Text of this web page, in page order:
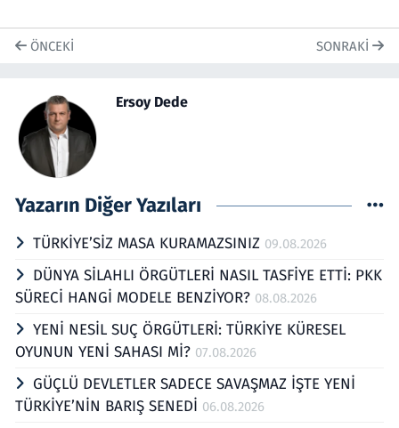
ÖNCEKI SONRAKI
Ersoy Dede
Yazarın Diğer Yazıları
TÜRKİYE’SİZ MASA KURAMAZSINIZ 09.08.2026
DÜNYA SİLAHLI ÖRGÜTLERİ NASIL TASFİYE ETTİ: PKK
SÜRECİ HANGİ MODELE BENZİYOR? 08.08.2026
YENİ NESİL SUÇ ÖRGÜTLERİ: TÜRKİYE KÜRESEL
OYUNUN YENİ SAHASI Mİ? 07.08.2026
GÜÇLÜ DEVLETLER SADECE SAVAŞMAZ İŞTE YENİ
TÜRKİYE’NİN BARIŞ SENEDİ 06.08.2026